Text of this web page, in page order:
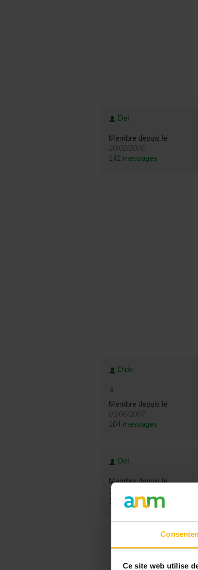
Ce site web utilise
Del
Membre depuis le
142 messages
Dido
Membre depuis le
104 messages
Del
Membre depuis le
142 messages